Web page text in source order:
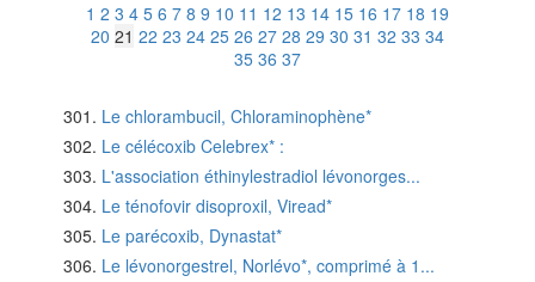
1 2 3 4 5 6 7 8 9 10 11 12 13 14 15 16 17 18 19
20 21 22 23 24 25 26 27 28 29 30 31 32 33 34
35 36 37
Le chlorambucil, Chloraminophène*
Le célécoxib Celebrex* :
L'association éthinylestradiol lévonorges...
Le ténofovir disoproxil, Viread*
Le parécoxib, Dynastat*
Le lévonorgestrel, Norlévo*, comprimé à 1...